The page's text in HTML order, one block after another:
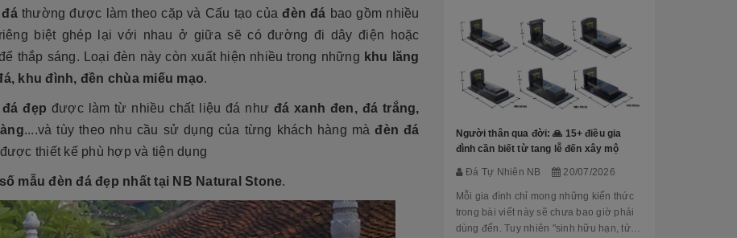
thường được làm theo cặp và Cấu tạo củađèn đá bao gồm nhiều
biệt ghép lại với nhau ở giữa sẽ có đường đi dây điện hoặc
thắp sáng. Loại đèn này còn xuất hiện nhiều trong những khu lăng
khu đình, đền chùa miếu mạo.
đẹp được làm từ nhiều chất liệu đá như đá xanh đen, đá trắng,
....và tùy theo nhu cầu sử dụng của từng khách hàng màđèn đá
được thiết kế phù hợp và tiện dụng
mẫu đèn đá đẹp nhất tại NB Natural Stone.
Người thân qua đời: 🙏 15+ điều gia
đình cần biết từ tang lễ đến xây mộ
Đá Tự Nhiên NB 20/07/2026
Mỗi gia đình chỉ mong những kiến thức
trong bài viết này sẽ chưa bao giờ phải
dùng đến. Tuy nhiên "sinh hữu hạn, tử